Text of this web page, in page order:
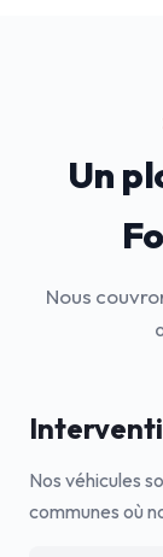
Un
Nous
Nos véhicules
communes où